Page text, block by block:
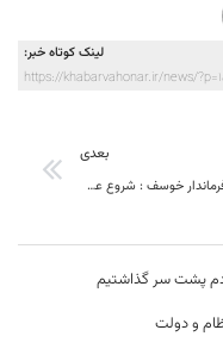
لینک کوتاه خبر:
https://khabarvahonar.ir/news/
بعدی
شفیعی فرماندار خوسف : شروع عملیات اجرایی بزرگترین مرکز حمایتی نگهداری فرزندان بی سرپرست و بدسرپرست شرق کشور در شهرستان خوسف
پشت سر گذاشتیم
و دولت